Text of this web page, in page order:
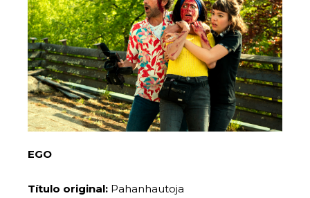
EGO
Título original: Pahanhautoja